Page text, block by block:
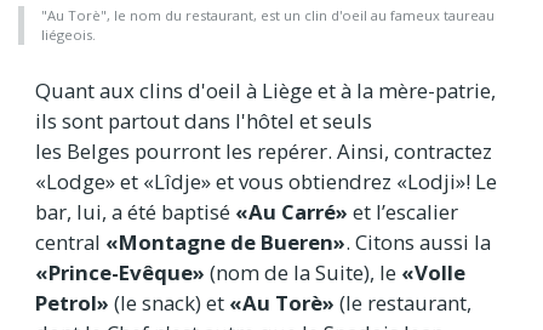
"Au Torè", le nom du restaurant, est un clin d'oeil au fameux taureau
liégeois.
Quant aux clins d'oeil à Liège et à la mère-patrie,
ils sont partout dans l'hôtel et seuls
les Belges pourront les repérer. Ainsi, contractez
«Lodge» et «Lîdje» et vous obtiendrez «Lodji»! Le
bar, lui, a été baptisé «Au Carré» et l’escalier
central «Montagne de Bueren». Citons aussi la
«Prince-Evêque» (nom de la Suite), le «Volle
Petrol» (le snack) et «Au Torè» (le restaurant,